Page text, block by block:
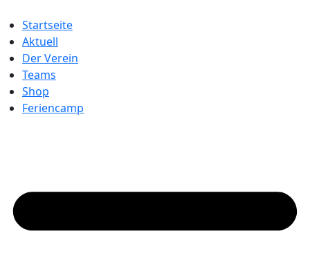
Startseite
Aktuell
Der Verein
Teams
Shop
Feriencamp